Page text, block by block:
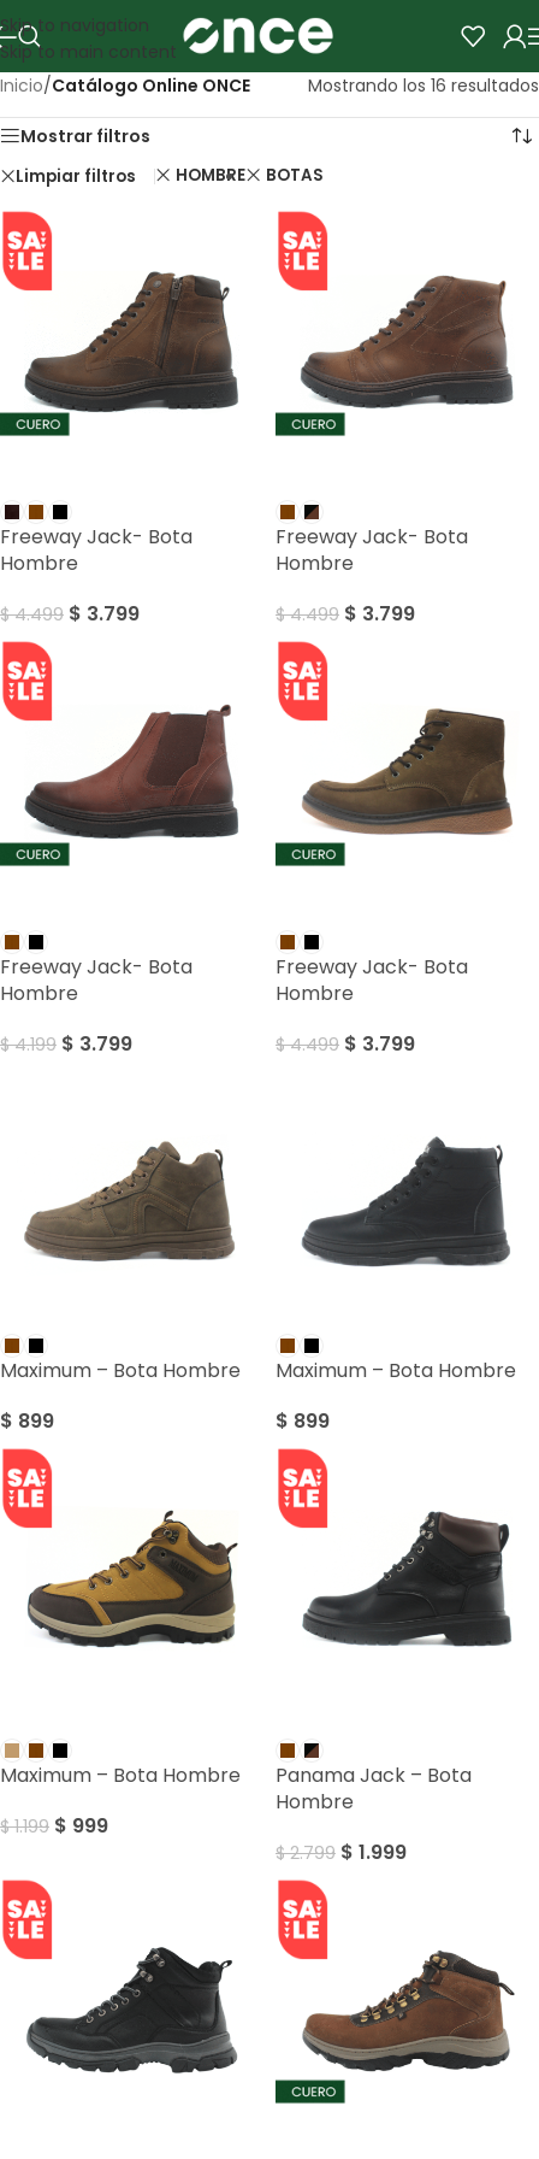
Skip to navigation
Skip to main content
Inicio/Catálogo Online ONCE Mostrando los 16 resultados
Mostrar filtros
Limpiar filtros HOMBRE BOTAS
Freeway Jack- Bota
Hombre
$4.499 $ 3.799
Freeway Jack- Bota
Hombre
$4.499 $ 3.799
Freeway Jack- Bota
Hombre
$4.199 $ 3.799
Freeway Jack- Bota
Hombre
$4.499 $ 3.799
Maximum – Bota Hombre
$ 899
Maximum – Bota Hombre
$ 899
Maximum – Bota Hombre
$1.199 $ 999
Panama Jack – Bota
Hombre
$2.799 $ 1.999